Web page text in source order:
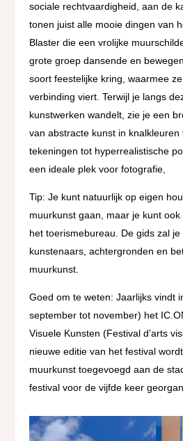
sociale rechtvaardigheid, aan de
tonen juist alle mooie dingen van
Blaster die een vrolijke
grote groep dansende en
soort feestelijke kring, waarmee
verbinding viert. Terwijl je langs
kunstwerken wandelt, zie je een
van abstracte kunst in
tekeningen tot hyperrealistische
een ideale plek voor fotografie,
Tip: Je kunt natuurlijk op eigen
muurkunst gaan, maar je kunt
het toerismebureau. De gids zal
kunstenaars, achtergronden en
muurkunst.
Goed om te weten: Jaarlijks vindt
september tot november) het
Visuele Kunsten (Festival d’arts
nieuwe editie van het festival
muurkunst toegevoegd aan de
festival voor de vijfde keer